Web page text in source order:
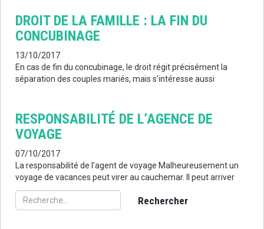
DROIT DE LA FAMILLE : LA FIN DU
CONCUBINAGE
13/10/2017
En cas de fin du concubinage, le droit régit précisément la
séparation des couples mariés, mais s’intéresse aussi
RESPONSABILITÉ DE L’AGENCE DE
VOYAGE
07/10/2017
La responsabilité de l’agent de voyage Malheureusement un
voyage de vacances peut virer au cauchemar. Il peut arriver
Rechercher :